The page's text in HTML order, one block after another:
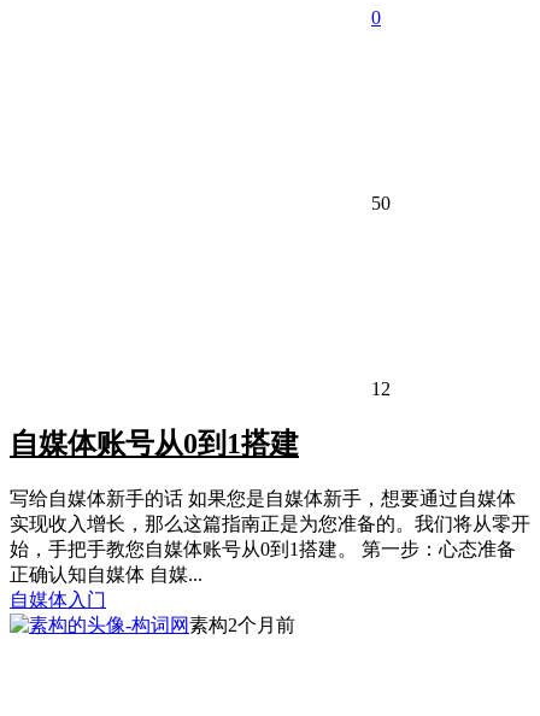
0
50
12
自媒体账号从0到1搭建
写给自媒体新手的话 如果您是自媒体新手，想要通过自媒体
实现收入增长，那么这篇指南正是为您准备的。我们将从零开
始，手把手教您自媒体账号从0到1搭建。 第一步：心态准备
正确认知自媒体 自媒...
自媒体入门
素构2个月前